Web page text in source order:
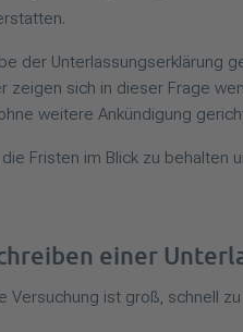
der Unterlassungserklärung
zeigen sich in dieser Frage
weitere Ankündigung
Fristen im Blick zu
einer
ist groß, schnell